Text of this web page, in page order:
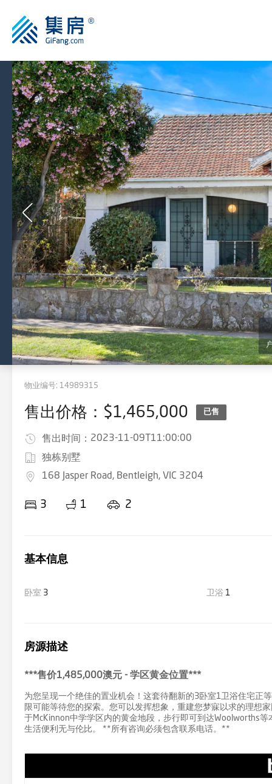
物业编号: 14989315
售出价格：$1,465,000 已售
售出时间： 2023-11-09T11:00:00
独栋别墅
168 Jasper Road, Bentleigh, VIC 3204
3 1 2
基本信息
卧室 3 卫浴 1
房源描述
***售价1,485,000澳元 - 学区黄金位置***
为您呈现一个绝佳的置业机会！这套待翻新的3卧室1卫浴住宅正
限可能等待您的探索。您可以发挥想象，重建您梦寐以求的理想
于McKinnon中学学区内的黄金地段，步行即可到达Woolworths
生活便利无与伦比。 **所有咨询必须包含联系电话。**